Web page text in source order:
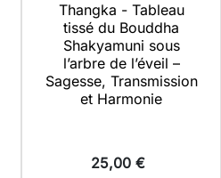
Thangka - Tableau
tissé du Bouddha
Shakyamuni sous
l’arbre de l’éveil –
Sagesse, Transmission
et Harmonie
25,00 €